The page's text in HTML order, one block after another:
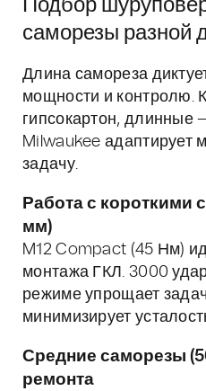
Подбор
саморезы разной
Длина самореза
мощности и контролю.
гипсокартон, длинные
Milwaukee адаптирует
задачу.
Работа с короткими
мм)
M12 Compact (45 Нм)
монтажа ГКЛ. 3000
режиме упрощает
минимизирует
Средние саморезы
ремонта